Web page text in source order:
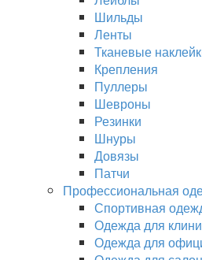
Шильды
Ленты
Тканевые
Крепления
Пуллеры
Шевроны
Резинки
Шнуры
Довязы
Патчи
Профессиональная
Спортивная
Одежда для
Одежда для